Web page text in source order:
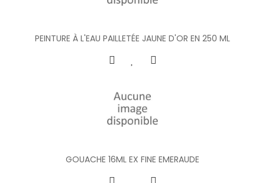
PEINTURE À L'EAU PAILLETÉE JAUNE D'OR EN 250 ML
GOUACHE 16ML EX FINE EMERAUDE